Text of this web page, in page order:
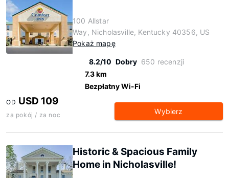
100 Allstar
Way, Nicholasville, Kentucky 40356, US
Pokaż mapę
8.2/10 Dobry 650 recenzji
7.3 km
Bezpłatny Wi-Fi
OD USD 109
za pokój / za noc Wybierz
Historic & Spacious Family
Home in Nicholasville!